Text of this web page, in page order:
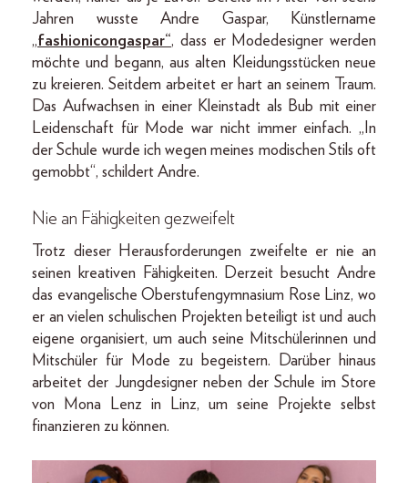
Jahren wusste Andre Gaspar, Künstlername
„fashionicongaspar“, dass er Modedesigner werden
möchte und begann, aus alten Kleidungsstücken neue
zu kreieren. Seitdem arbeitet er hart an seinem Traum.
Das Aufwachsen in einer Kleinstadt als Bub mit einer
Leidenschaft für Mode war nicht immer einfach. „In
der Schule wurde ich wegen meines modischen Stils oft
gemobbt“, schildert Andre.
Nie an Fähigkeiten gezweifelt
Trotz dieser Herausforderungen zweifelte er nie an
seinen kreativen Fähigkeiten. Derzeit besucht Andre
das evangelische Oberstufengymnasium Rose Linz, wo
er an vielen schulischen Projekten beteiligt ist und auch
eigene organisiert, um auch seine Mitschülerinnen und
Mitschüler für Mode zu begeistern. Darüber hinaus
arbeitet der Jungdesigner neben der Schule im Store
von Mona Lenz in Linz, um seine Projekte selbst
finanzieren zu können.